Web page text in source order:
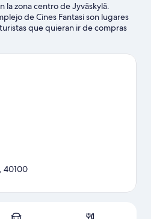
la zona centro de Jyväskylä.
de Cines Fantasi son lugares
que quieran ir de compras
artesanal Toivolan Vanha Piha.
de Harjun Stadion o Synergia-
Sección del mapa
40100